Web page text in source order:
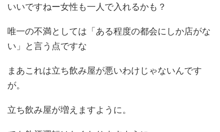
いいですねー女性も一人で入れるかも？
唯一の不満としては「ある程度の都会にしか店がな
い」と言う点ですな
まあこれは立ち飲み屋が悪いわけじゃないんです
が。
立ち飲み屋が増えますように。